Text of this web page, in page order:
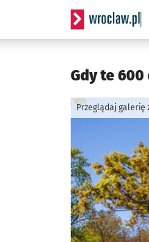
Serwis
Gdy te 600
Przeglądaj galerię